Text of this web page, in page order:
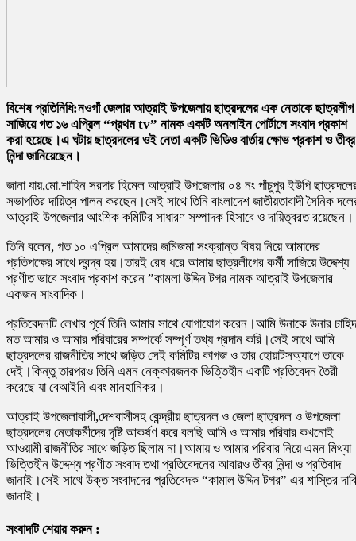
বিশেষ প্রতিনিধি:নওগাঁ জেলার আত্রাই উপজেলায় ছাত্রদলের এক নেতাকে ছাত্রলীগ
সাজিয়ে গত ১৬ এপ্রিল “প্রথম tv” নামক একটি অনলাইন পোর্টালে সংবাদ প্রকাশ
করা হয়েছে।এ ঘটায় ছাত্রদলের ওই নেতা একটি ভিডিও বার্তায় ক্ষোভ প্রকাশ ও তীব্র
নিন্দা জানিয়েছেন।
জানা যায়,মো.শাহিন সরদার হিমেল আত্রাই উপজেলার ০৪ নং পাঁচুপুর ইউপি
সভাপতির দায়িত্ব পালন করছেন।সেই সাথে তিনি বাংলাদেশ জাতীয়তাবাদী সৈনিক
আত্রাই উপজেলার আংশিক কমিটির সাধারণ সম্পাদক হিসাবে ও দায়িত্বরত রয়েছেন।
তিনি বলেন, গত ১০ এপ্রিল আমাদের জমিজমা সংক্রান্ত বিষয় নিয়ে আমাদের
প্রতিপক্ষের সাথে দ্বন্দ্ব হয়।তারই রেষ ধরে আমায় ছাত্রলীগের কর্মী সাজিয়ে উদ্দেশ্য
প্রণীত ভাবে সংবাদ প্রকাশ করেন ”কামলা উদ্দিন টগর নামক আত্রাই উপজেলার
একজন সাংবাদিক।
প্রতিবেদনটি লেখার পূর্বে তিনি আমার সাথে যোগাযোগ করেন।আমি উনাকে উনার
মত আমার ও আমার পরিবারের সম্পর্কে সম্পূর্ণ তথ্য প্রদান করি।সেই সাথে আমি
ছাত্রদলের রাজনীতির সাথে জড়িত সেই কমিটির কাগজ ও তার হোয়াটসঅ্যাপে তাকে
দেই।কিন্তু তারপরও তিনি এমন নেক্কারজনক ভিত্তিহীন একটি প্রতিবেদন তৈরী
করেছে যা বেআইনি এবং মানহানিকর।
আত্রাই উপজেলাবাসী,দেশবাসীসহ কেন্দ্রীয় ছাত্রদল ও জেলা ছাত্রদল ও উপজেলা
ছাত্রদলের নেতাকর্মীদের দৃষ্টি আকর্ষণ করে বলছি আমি ও আমার পরিবার কখনোই
আওয়ামী রাজনীতির সাথে জড়িত ছিলাম না।আমায় ও আমার পরিবার নিয়ে এমন মিথ্যা
ভিত্তিহীন উদ্দেশ্য প্রণীত সংবাদ তথা প্রতিবেদনের আবারও তীব্র নিন্দা ও প্রতিবাদ
জানাই।সেই সাথে উক্ত সংবাদদের প্রতিবেদক “কামাল উদ্দিন টগর” এর শাস্তির দাবি
জানাই।
সংবাদটি শেয়ার করুন :